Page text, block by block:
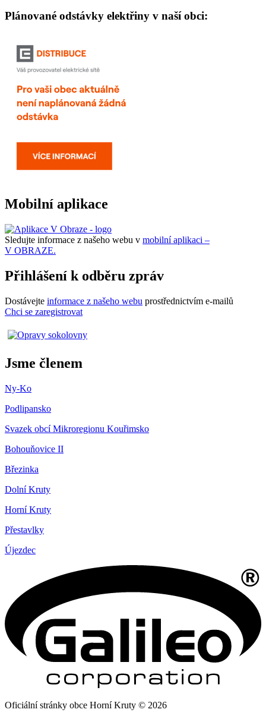
Plánované odstávky elektřiny v naší obci:
Mobilní aplikace
Sledujte informace z našeho webu v mobilní aplikaci –
V OBRAZE.
Přihlášení k odběru zpráv
Dostávejte informace z našeho webu prostřednictvím e-mailů
Chci se zaregistrovat
Jsme členem
Ny-Ko
Podlipansko
Svazek obcí Mikroregionu Kouřimsko
Bohouňovice II
Březinka
Dolní Kruty
Horní Kruty
Přestavlky
Újezdec
Oficiální stránky obce Horní Kruty © 2026